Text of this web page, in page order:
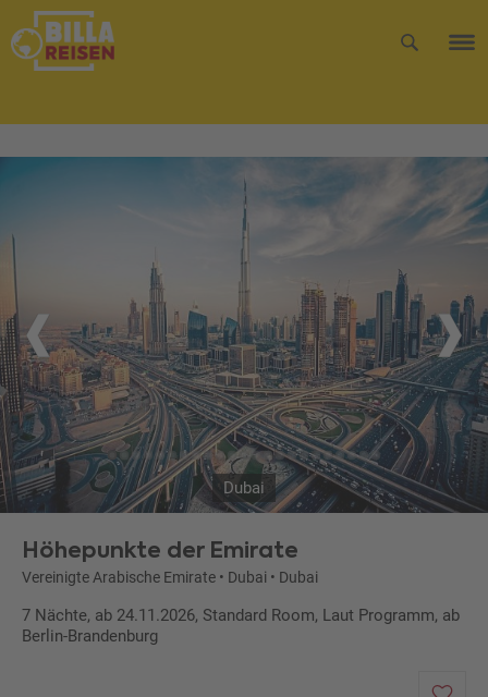
Dubai
Höhepunkte der Emirate
Vereinigte Arabische Emirate • Dubai • Dubai
7 Nächte, ab 24.11.2026, Standard Room, Laut Programm, ab
Berlin-Brandenburg